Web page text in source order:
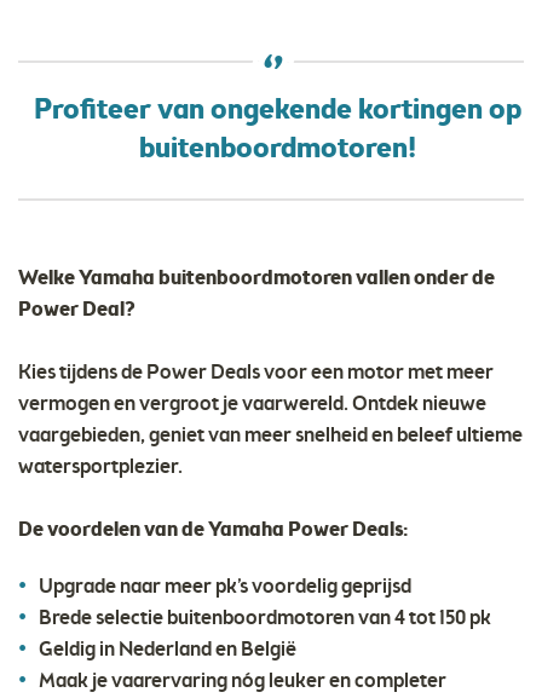
Profiteer van ongekende kortingen op
buitenboordmotoren!
Welke Yamaha buitenboordmotoren vallen onder de
Power Deal?
Kies tijdens de Power Deals voor een motor met meer
vermogen en vergroot je vaarwereld. Ontdek nieuwe
vaargebieden, geniet van meer snelheid en beleef ultieme
watersportplezier.
De voordelen van de Yamaha Power Deals:
Upgrade naar meer pk’s voordelig geprijsd
Brede selectie buitenboordmotoren van 4 tot 150 pk
Geldig in Nederland en België
Maak je vaarervaring nóg leuker en completer